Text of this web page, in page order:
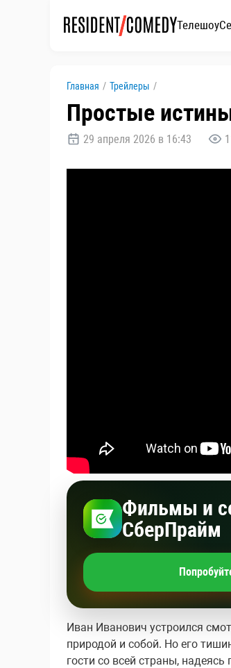
Телешоу
Главная / Трейлеры /
Простые
29 апреля 2026 в 16:43
Фильмы и
СберПрайм
Иван Иванович устроился
природой и собой. Но его
гости со всей страны,